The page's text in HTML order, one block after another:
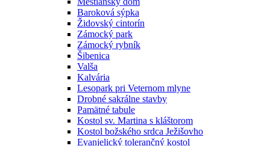
Baroková sýpka
Židovský cintorín
Zámocký park
Zámocký rybník
Šibenica
Valša
Kalvária
Lesopark pri Veternom mlyne
Drobné sakrálne stavby
Pamätné tabule
Kostol sv. Martina s kláštorom
Kostol božského srdca Ježišovho
Evanjelický tolerančný kostol